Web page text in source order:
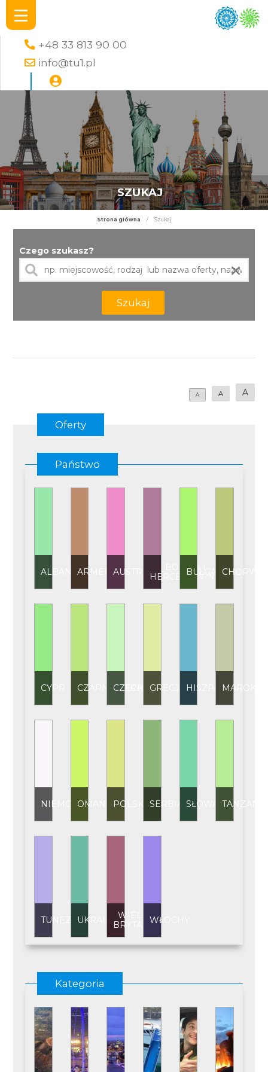
+48 33 813 90 00
info@tu1.pl
SZUKAJ
Strona główna / Szukaj
Czego szukasz?
×
Szukaj
A A A
Oferty
Państwo
ALBANIAARMENIAAUSTRIA
BOŚNIA I
HERCEGOWINA
BUŁGARIA
CYPR CZARNOGÓRA
CZECHY GRECJA HISZPANIAMAROKO
NIEMCY OMAN POLSKASERBIA SŁOWACJATANZANIA
TUNEZJAUKRAINAWIELKA
BRYTANIAWŁOCHY
Kategoria